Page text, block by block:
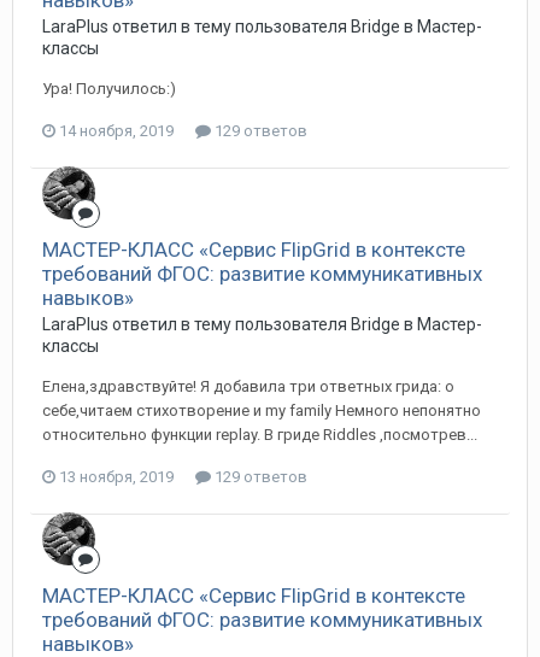
LaraPlus ответил в тему пользователя Bridge в Мастер-
классы
Ура! Получилось:)
14 ноября, 2019 129 ответов
МАСТЕР-КЛАСС «Сервис FlipGrid в контексте
требований ФГОС: развитие коммуникативных
навыков»
LaraPlus ответил в тему пользователя Bridge в Мастер-
классы
Елена,здравствуйте! Я добавила три ответных грида: о
себе,читаем стихотворение и my family Немного непонятно
относительно функции replay. В гриде Riddles ,посмотрев...
13 ноября, 2019 129 ответов
МАСТЕР-КЛАСС «Сервис FlipGrid в контексте
требований ФГОС: развитие коммуникативных
навыков»